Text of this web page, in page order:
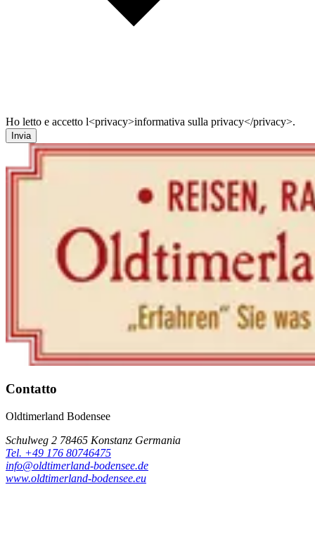
Ho letto e accetto l<privacy>informativa sulla privacy</privacy>.
Invia
Contatto
Oldtimerland Bodensee
Schulweg 2 78465 Konstanz Germania
Tel. +49 176 80746475
info@oldtimerland-bodensee.de
www.oldtimerland-bodensee.eu